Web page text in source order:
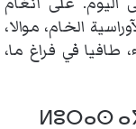
الخام، موالا،
في فراغ ما،
ⵍⵓⵔⴰⵙ